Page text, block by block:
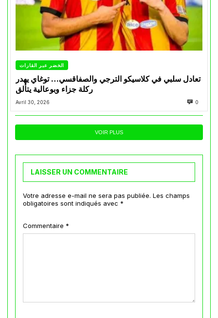
الخضر عبر القارات
تعادل سلبي في كلاسيكو الترجي والصفاقسي… توغاي يهدر
ركلة جزاء وبوعالية يتألق
Avril 30, 2026 0
VOIR PLUS
LAISSER UN COMMENTAIRE
Votre adresse e-mail ne sera pas publiée. Les champs
obligatoires sont indiqués avec *
Commentaire *